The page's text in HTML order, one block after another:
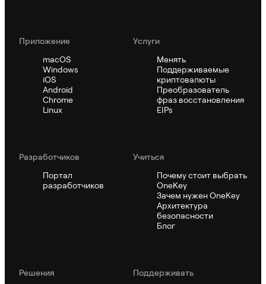
Приложение
macOS
Windows
iOS
Android
Chrome
Linux
Услуги
Менять
Поддерживаемые
криптовалюты
Преобразователь
фраз восстановления
EIPs
Pазработчиков
Портал
разработчиков
Учиться
Почему стоит выбрать
OneKey
Зачем нужен OneKey
Архитектура
безопасности
Блог
Решения Поддерживать